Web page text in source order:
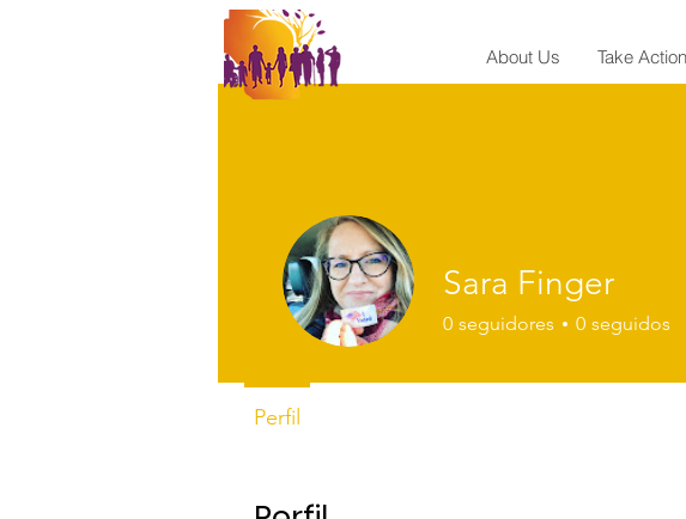
About Us Take Action
Sara Finger
0 seguidores 0 seguidos
Perfil